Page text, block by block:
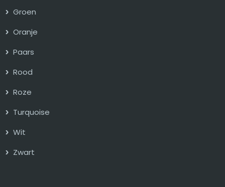
Groen
Oranje
Paars
Rood
Roze
Turquoise
Wit
Zwart